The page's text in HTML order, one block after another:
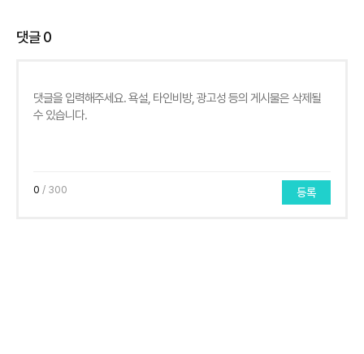
댓글0
0 / 300 등록